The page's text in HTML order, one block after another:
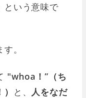
という意味で
。
"whoa！” （ち
と、
人をなだ